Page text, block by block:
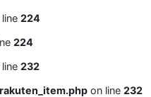
224
224
232
on line 232